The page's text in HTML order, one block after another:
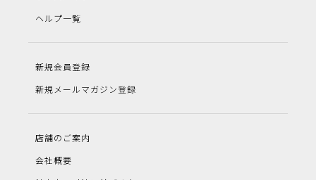
ヘルプ一覧
新規会員登録
新規メールマガジン登録
店舗のご案内
会社概要